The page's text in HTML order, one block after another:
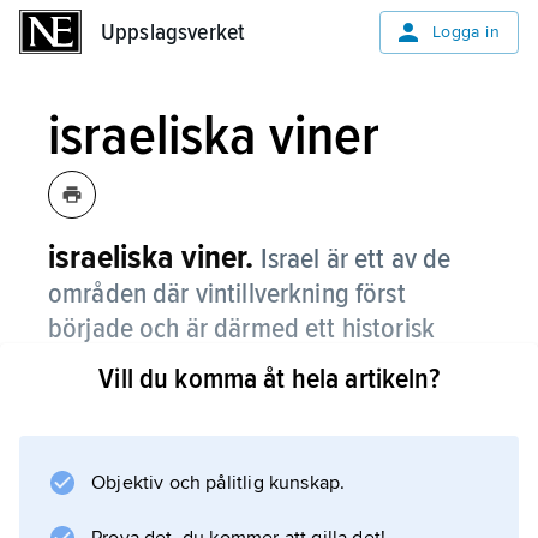
Uppslagsverket Logga in
israeliska viner
israeliska viner. Israel är ett av de
områden där vintillverkning först
började och är därmed ett historisk
vinland.
Edmond de Rothschild, som planterade druvor
Vill du komma åt hela artikeln?
Objektiv och pålitlig kunskap.